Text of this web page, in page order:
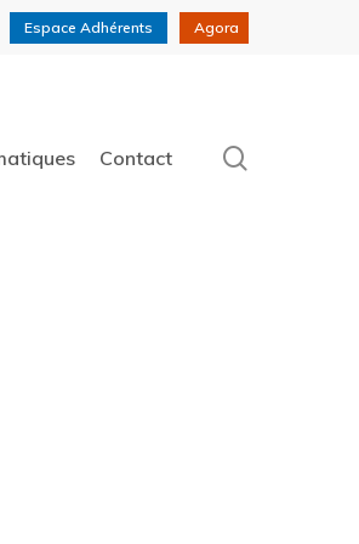
Espace Adhérents Agora
Contact